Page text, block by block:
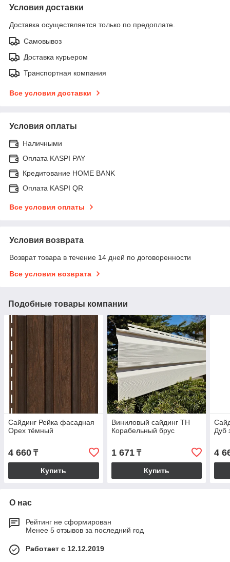
Условия доставки
Доставка осуществляется только по предоплате.
Самовывоз
Доставка курьером
Транспортная компания
Все условия доставки
Условия оплаты
Наличными
Оплата KASPI PAY
Кредитование HOME BANK
Оплата KASPI QR
Все условия оплаты
Условия возврата
Возврат товара в течение 14 дней по договоренности
Все условия возврата
Подобные товары компании
Сайдинг Рейка фасадная
Орех тёмный
4 660 ₸
Купить
Виниловый сайдинг ТН
Корабельный брус
1 671₸
Купить
Дуб
4
О нас
Рейтинг не сформирован
Менее 5 отзывов за последний год
Работает с 12.12.2019